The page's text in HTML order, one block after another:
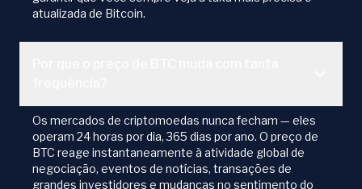
atualizada de Bitcoin.
Os mercados de criptomoedas nunca fecham — eles
operam 24 horas por dia, 365 dias por ano. O preço de
BTC reage instantaneamente à atividade global de
negociação, eventos de notícias, transações de
grandes investidores e mudanças no sentimento do